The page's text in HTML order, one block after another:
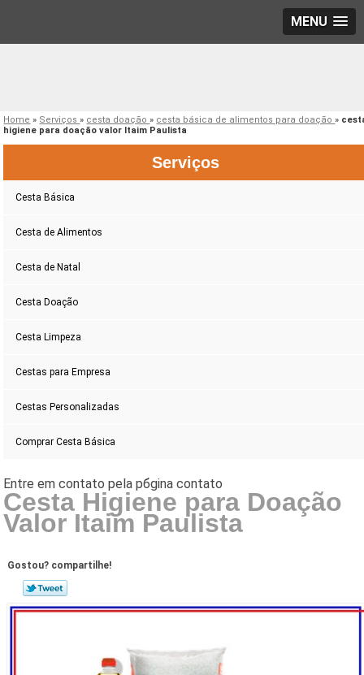
MENU
Home » Serviços» cesta doação» cesta básica de alimentos para doação»
higiene para doação valor Itaim Paulista
Serviços
Cesta Básica
Cesta de Alimentos
Cesta de Natal
Cesta Doação
Cesta Limpeza
Cestas para Empresa
Cestas Personalizadas
Comprar Cesta Básica
Cesta Higiene para Doação
Valor Itaim Paulista
Gostou? compartilhe!